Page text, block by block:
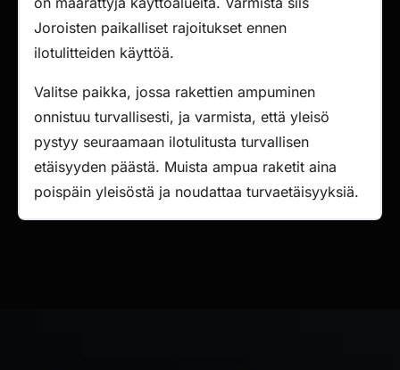
Joroisten paikalliset rajoitukset ennen
ilotulitteiden käyttöä.
Valitse paikka, jossa rakettien ampuminen
onnistuu turvallisesti, ja varmista, että yleisö
pystyy seuraamaan ilotulitusta turvallisen
etäisyyden päästä. Muista ampua raketit aina
poispäin yleisöstä ja noudattaa turvaetäisyyksiä.